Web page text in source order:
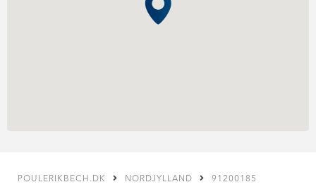
POULERIKBECH.DK NORDJYLLAND 91200185